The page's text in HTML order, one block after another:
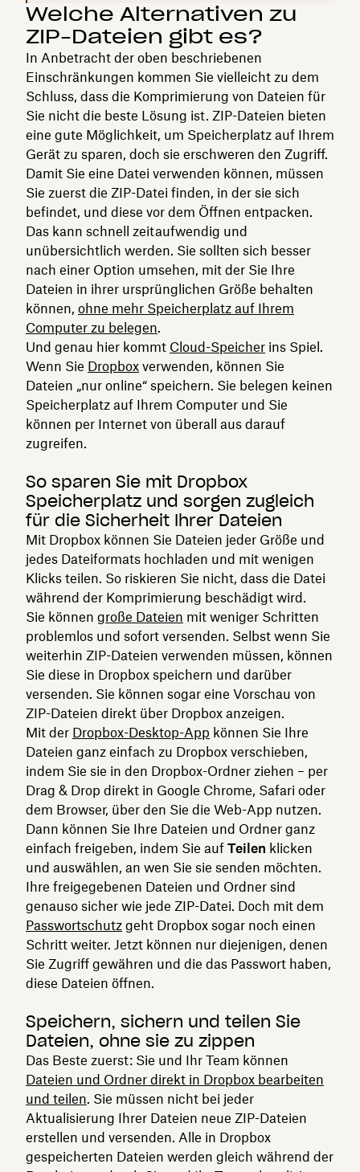
Welche Alternativen zu
ZIP-Dateien gibt es?
In Anbetracht der oben beschriebenen
Einschränkungen kommen Sie vielleicht zu dem
Schluss, dass die Komprimierung von Dateien für
Sie nicht die beste Lösung ist. ZIP-Dateien bieten
eine gute Möglichkeit, um Speicherplatz auf Ihrem
Gerät zu sparen, doch sie erschweren den Zugriff.
Damit Sie eine Datei verwenden können, müssen
Sie zuerst die ZIP-Datei finden, in der sie sich
befindet, und diese vor dem Öffnen entpacken.
Das kann schnell zeitaufwendig und
unübersichtlich werden. Sie sollten sich besser
nach einer Option umsehen, mit der Sie Ihre
Dateien in ihrer ursprünglichen Größe behalten
können, ohne mehr Speicherplatz auf Ihrem
Computer zu belegen.
Und genau hier kommt Cloud-Speicher ins Spiel.
Wenn Sie Dropbox verwenden, können Sie
Dateien „nur online“ speichern. Sie belegen keinen
Speicherplatz auf Ihrem Computer und Sie
können per Internet von überall aus darauf
zugreifen.
So sparen Sie mit Dropbox
Speicherplatz und sorgen zugleich
für die Sicherheit Ihrer Dateien
Mit Dropbox können Sie Dateien jeder Größe und
jedes Dateiformats hochladen und mit wenigen
Klicks teilen. So riskieren Sie nicht, dass die Datei
während der Komprimierung beschädigt wird.
Sie können große Dateien mit weniger Schritten
problemlos und sofort versenden. Selbst wenn Sie
weiterhin ZIP-Dateien verwenden müssen, können
Sie diese in Dropbox speichern und darüber
versenden. Sie können sogar eine Vorschau von
ZIP-Dateien direkt über Dropbox anzeigen.
Mit der Dropbox-Desktop-App können Sie Ihre
Dateien ganz einfach zu Dropbox verschieben,
indem Sie sie in den Dropbox-Ordner ziehen – per
Drag & Drop direkt in Google Chrome, Safari oder
dem Browser, über den Sie die Web-App nutzen.
Dann können Sie Ihre Dateien und Ordner ganz
einfach freigeben, indem Sie auf Teilen klicken
und auswählen, an wen Sie sie senden möchten.
Ihre freigegebenen Dateien und Ordner sind
genauso sicher wie jede ZIP-Datei. Doch mit dem
Passwortschutz geht Dropbox sogar noch einen
Schritt weiter. Jetzt können nur diejenigen, denen
Sie Zugriff gewähren und die das Passwort haben,
diese Dateien öffnen.
Speichern, sichern und teilen Sie
Dateien, ohne sie zu zippen
Das Beste zuerst: Sie und Ihr Team können
Dateien und Ordner direkt in Dropbox bearbeiten
und teilen. Sie müssen nicht bei jeder
Aktualisierung Ihrer Dateien neue ZIP-Dateien
erstellen und versenden. Alle in Dropbox
gespeicherten Dateien werden gleich während der